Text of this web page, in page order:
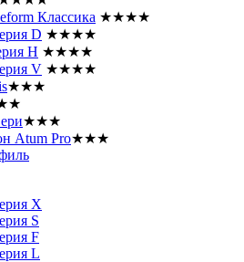
Классика ★★★★
D ★★★★
H ★★★★
V ★★★★
★★★
★★★
Atum Pro★★★
X
S
F
L